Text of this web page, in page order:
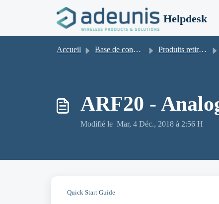
Helpdesk
Accueil Base de connaissances Produits retirés de la vente
ARF20 -
Modifié le Mar, 4 Déc., 2018 à 2:56 H
Quick Start Guide